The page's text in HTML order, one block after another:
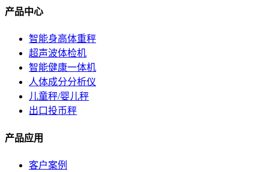
产品中心
智能身高体重秤
超声波体检机
智能健康一体机
人体成分分析仪
儿童秤/婴儿秤
出口投币秤
产品应用
客户案例